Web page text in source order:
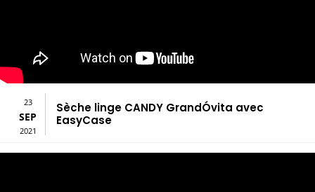
23
SEP
2021
Sèche linge CANDY GrandÓvita avec
EasyCase